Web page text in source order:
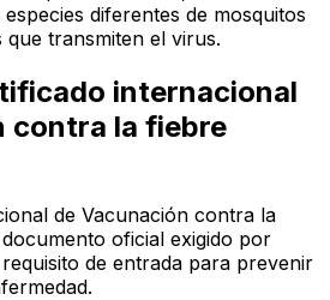
diferentes de mosquitos
que transmiten el virus.
internacional
contra la fiebre
de Vacunación contra la
oficial exigido por
de entrada para prevenir